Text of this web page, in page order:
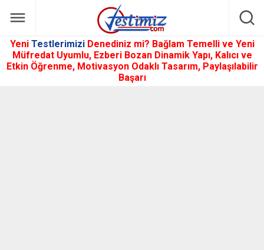
Yeni Testlerimizi Denediniz mi? Bağlam Temelli ve Yeni
Müfredat Uyumlu, Ezberi Bozan Dinamik Yapı, Kalıcı ve
Etkin Öğrenme, Motivasyon Odaklı Tasarım, Paylaşılabilir
Başarı